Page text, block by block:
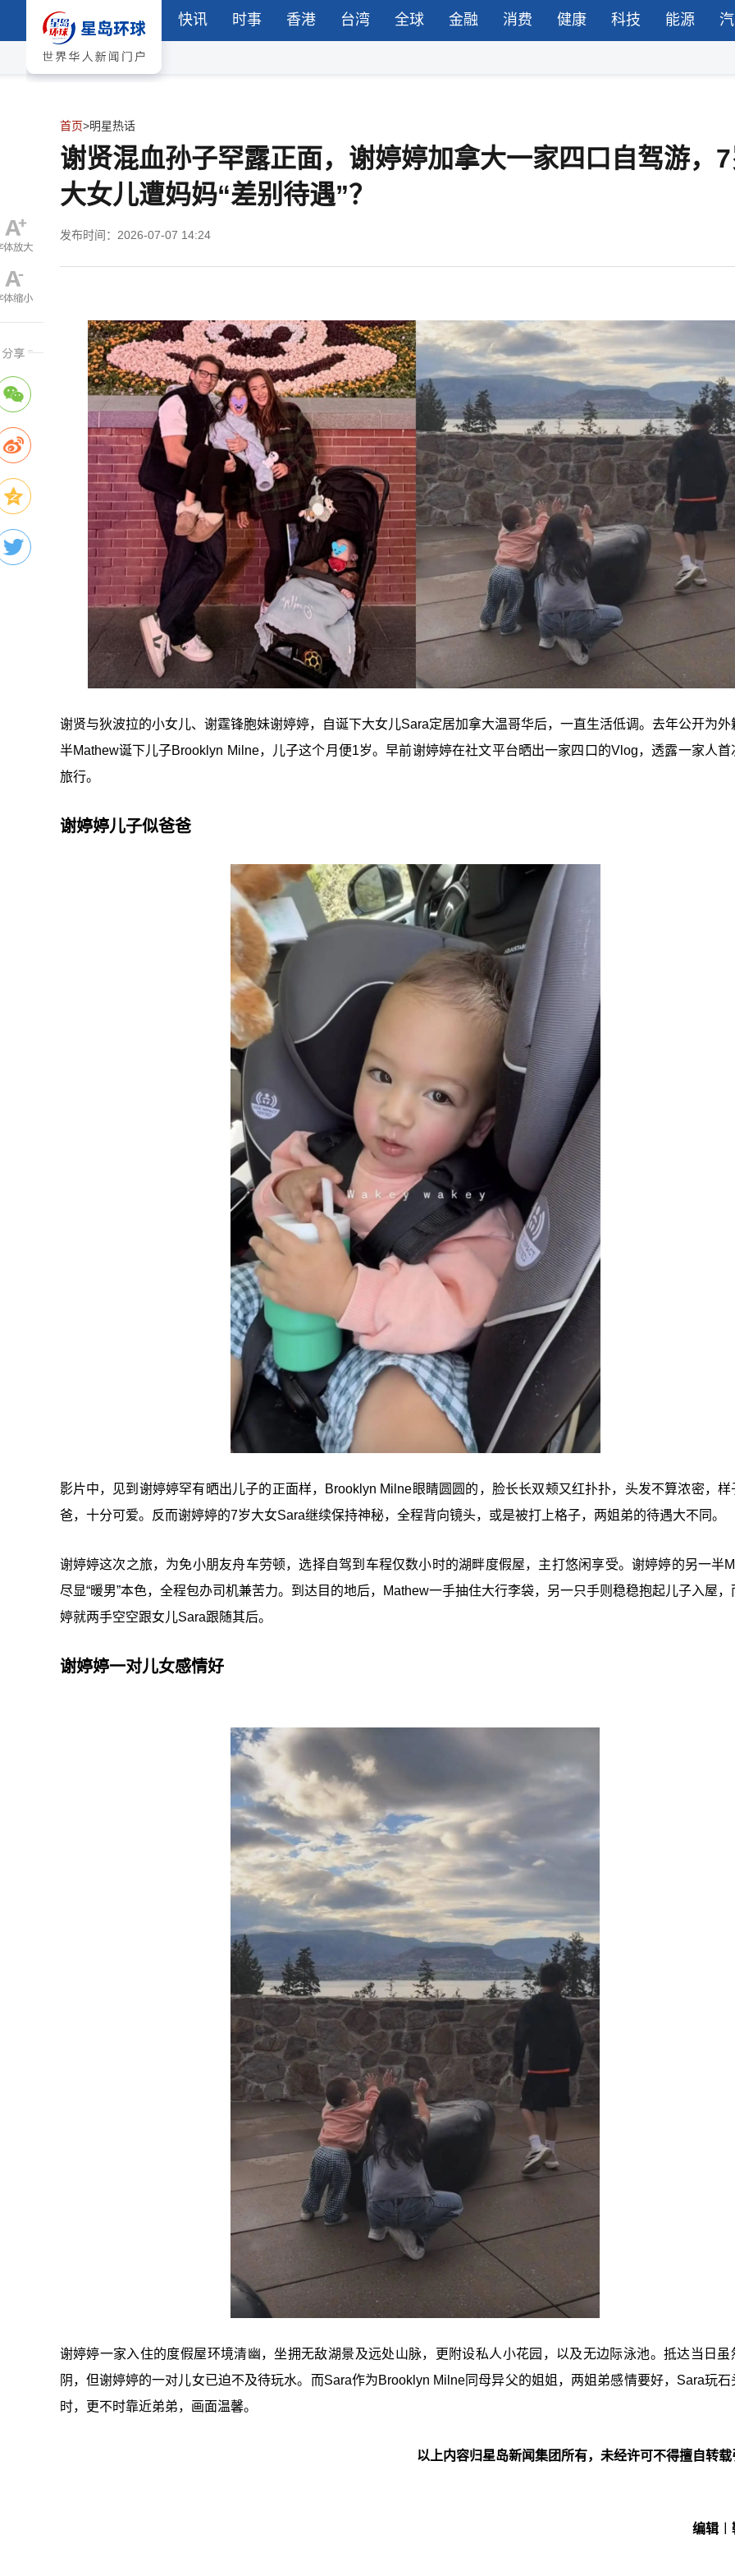
快讯 时事 香港 台湾 全球 金融 消费 健康 科技 能源
首页>明星热话
谢贤混血孙子罕露正面，谢婷婷加拿大一家四口自驾游，
大女儿遭妈妈“差别待遇”？
发布时间：2026-07-07 14:24
谢贤与狄波拉的小女儿、谢霆锋胞妹谢婷婷，自诞下大女儿Sara定居加拿大温哥华后，一直生活低调。去年公开为外
半Mathew诞下儿子Brooklyn Milne，儿子这个月便1岁。早前谢婷婷在社文平台晒出一家四口的Vlog，透露一家人首
旅行。
谢婷婷儿子似爸爸
影片中，见到谢婷婷罕有晒出儿子的正面样，Brooklyn Milne眼睛圆圆的，脸长长双颊又红扑扑，头发不算浓密，样
爸，十分可爱。反而谢婷婷的7岁大女Sara继续保持神秘，全程背向镜头，或是被打上格子，两姐弟的待遇大不同。
谢婷婷这次之旅，为免小朋友舟车劳顿，选择自驾到车程仅数小时的湖畔度假屋，主打悠闲享受。谢婷婷的另一半
尽显“暖男”本色，全程包办司机兼苦力。到达目的地后，Mathew一手抽住大行李袋，另一只手则稳稳抱起儿子入屋，
婷就两手空空跟女儿Sara跟随其后。
谢婷婷一对儿女感情好
谢婷婷一家入住的度假屋环境清幽，坐拥无敌湖景及远处山脉，更附设私人小花园，以及无边际泳池。抵达当日虽
阴，但谢婷婷的一对儿女已迫不及待玩水。而Sara作为Brooklyn Milne同母异父的姐姐，两姐弟感情要好，Sara玩石
时，更不时靠近弟弟，画面温馨。
以上内容归星岛新闻集团所有，未经许可不得擅自转载
编辑︱